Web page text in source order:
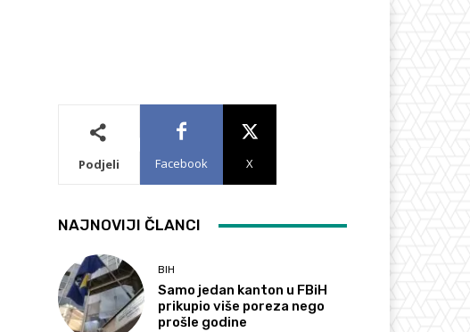
Podjeli Facebook X
NAJNOVIJI ČLANCI
BIH
Samo jedan kanton u FBiH
prikupio više poreza nego
prošle godine